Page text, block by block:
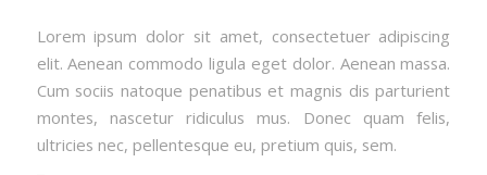
Lorem ipsum dolor sit amet, consectetuer adipiscing
elit. Aenean commodo ligula eget dolor. Aenean massa.
Cum sociis natoque penatibus et magnis dis parturient
montes, nascetur ridiculus mus. Donec quam felis,
ultricies nec, pellentesque eu, pretium quis, sem.